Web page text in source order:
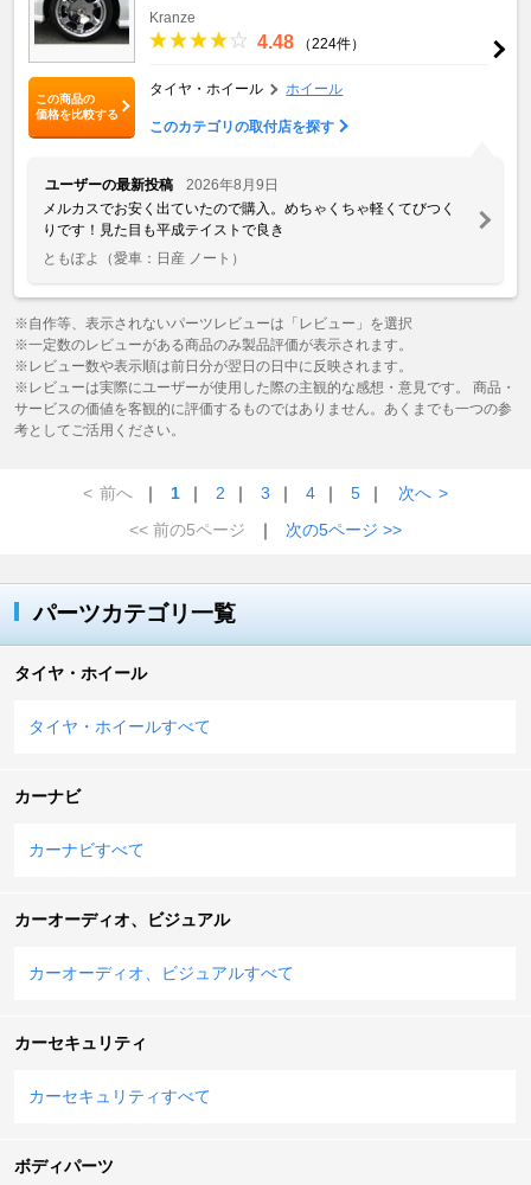
この商品の
価格を比較する
Kranze
4.48 （224件）
タイヤ・ホイール ホイール
このカテゴリの取付店を探す
ユーザーの最新投稿
2026年8月9日
メルカスでお安く出ていたので購入。めちゃくちゃ軽くてびつく
りです！見た目も平成テイストで良き
ともぽよ
（愛車：日産 ノート）
※自作等、表示されないパーツレビューは「レビュー」を選択
※一定数のレビューがある商品のみ製品評価が表示されます。
※レビュー数や表示順は前日分が翌日の日中に反映されます。
※レビューは実際にユーザーが使用した際の主観的な感想・意見です。 商品・
サービスの価値を客観的に評価するものではありません。あくまでも一つの参
考としてご活用ください。
< 前へ ｜ 1 ｜ 2 ｜ 3 ｜ 4 ｜ 5 ｜ 次へ >
<< 前の5ページ
｜ 次の5ページ >>
パーツカテゴリ一覧
タイヤ・ホイール
タイヤ・ホイールすべて
カーナビ
カーナビすべて
カーオーディオ、ビジュアル
カーオーディオ、ビジュアルすべて
カーセキュリティ
カーセキュリティすべて
ボディパーツ